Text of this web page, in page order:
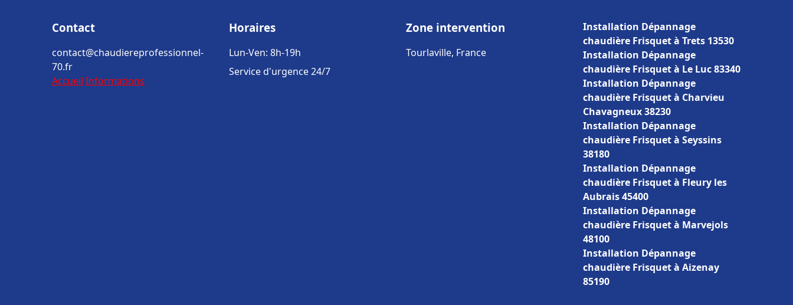
Contact
contact@chaudiereprofessionnel-
70.fr
Accueil Informations
Horaires
Lun-Ven: 8h-19h
Service d'urgence 24/7
Zone intervention
Tourlaville, France
Installation Dépannage
chaudière Frisquet à Trets 13530
Installation Dépannage
chaudière Frisquet à Le Luc 83340
Installation Dépannage
chaudière Frisquet à Charvieu
Chavagneux 38230
Installation Dépannage
chaudière Frisquet à Seyssins
38180
Installation Dépannage
chaudière Frisquet à Fleury les
Aubrais 45400
Installation Dépannage
chaudière Frisquet à Marvejols
48100
Installation Dépannage
chaudière Frisquet à Aizenay
85190